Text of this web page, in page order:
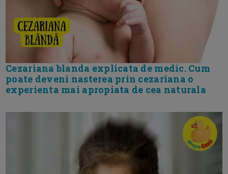
Cezariana blanda explicata de medic. Cum
poate deveni nasterea prin cezariana o
experienta mai apropiata de cea naturala